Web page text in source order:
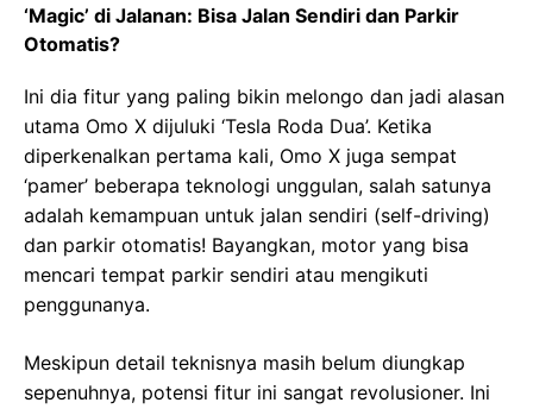
‘Magic’ di Jalanan: Bisa Jalan Sendiri dan Parkir
Otomatis?
Ini dia fitur yang paling bikin melongo dan jadi alasan
utama Omo X dijuluki ‘Tesla Roda Dua’. Ketika
diperkenalkan pertama kali, Omo X juga sempat
‘pamer’ beberapa teknologi unggulan, salah satunya
adalah kemampuan untuk jalan sendiri (self-driving)
dan parkir otomatis! Bayangkan, motor yang bisa
mencari tempat parkir sendiri atau mengikuti
penggunanya.
Meskipun detail teknisnya masih belum diungkap
sepenuhnya, potensi fitur ini sangat revolusioner. Ini